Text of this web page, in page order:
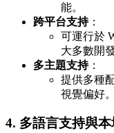
能。
跨平台支持：
可運行於
大多數開
多主題支持：
提供多種
視覺偏好。
4. 多語言支持與